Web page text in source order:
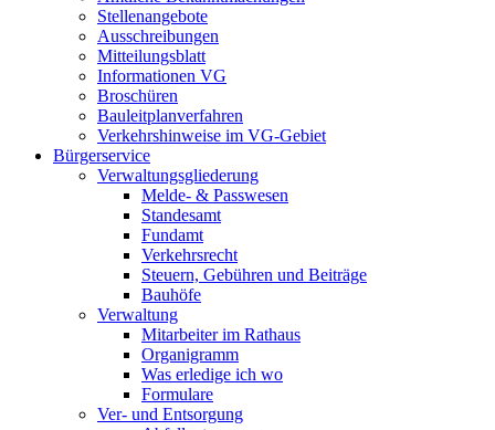
Stellenangebote
Ausschreibungen
Mitteilungsblatt
Informationen VG
Broschüren
Bauleitplanverfahren
Verkehrshinweise im VG-Gebiet
Bürgerservice
Verwaltungsgliederung
Melde- & Passwesen
Standesamt
Fundamt
Verkehrsrecht
Steuern, Gebühren und Beiträge
Bauhöfe
Verwaltung
Mitarbeiter im Rathaus
Organigramm
Was erledige ich wo
Formulare
Ver- und Entsorgung